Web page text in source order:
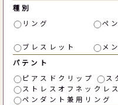
種別
リング
ペ
ブレスレット
メ
パテント
ピアスドクリップ
ス
ストレスオフネックレス
ペンダント兼用リング